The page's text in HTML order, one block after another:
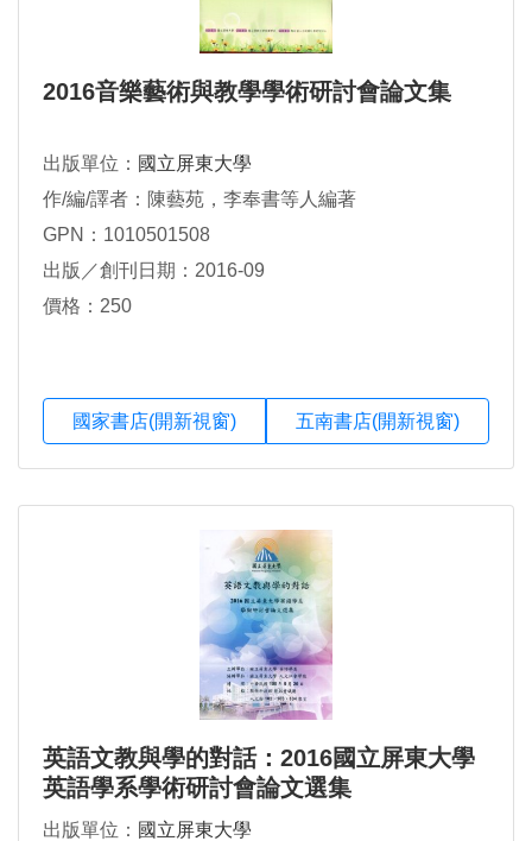
2016音樂藝術與教學學術研討會論文集
出版單位： 國立屏東大學
作/編/譯者：陳藝苑，李奉書等人編著
GPN：1010501508
出版／創刊日期：2016-09
價格：250
國家書店(開新視窗) 五南書店(開新視窗)
英語文教與學的對話：2016國立屏東大學
英語學系學術研討會論文選集
出版單位： 國立屏東大學